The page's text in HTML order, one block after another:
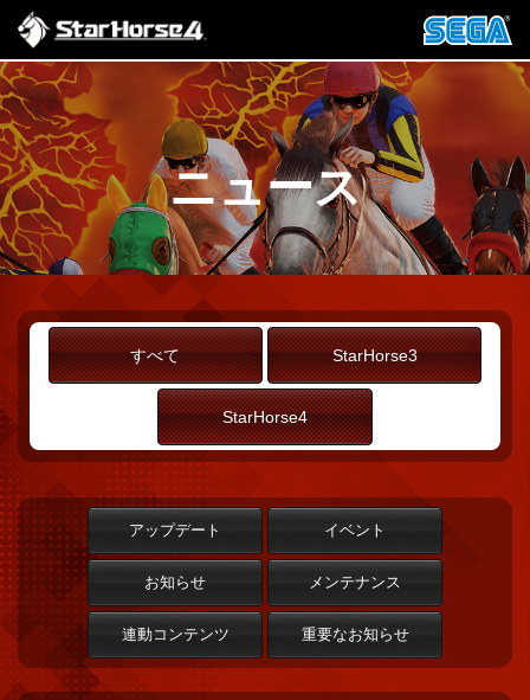
ニュース
すべて StarHorse3
StarHorse4
アップデート イベント
お知らせ メンテナンス
連動コンテンツ 重要なお知らせ